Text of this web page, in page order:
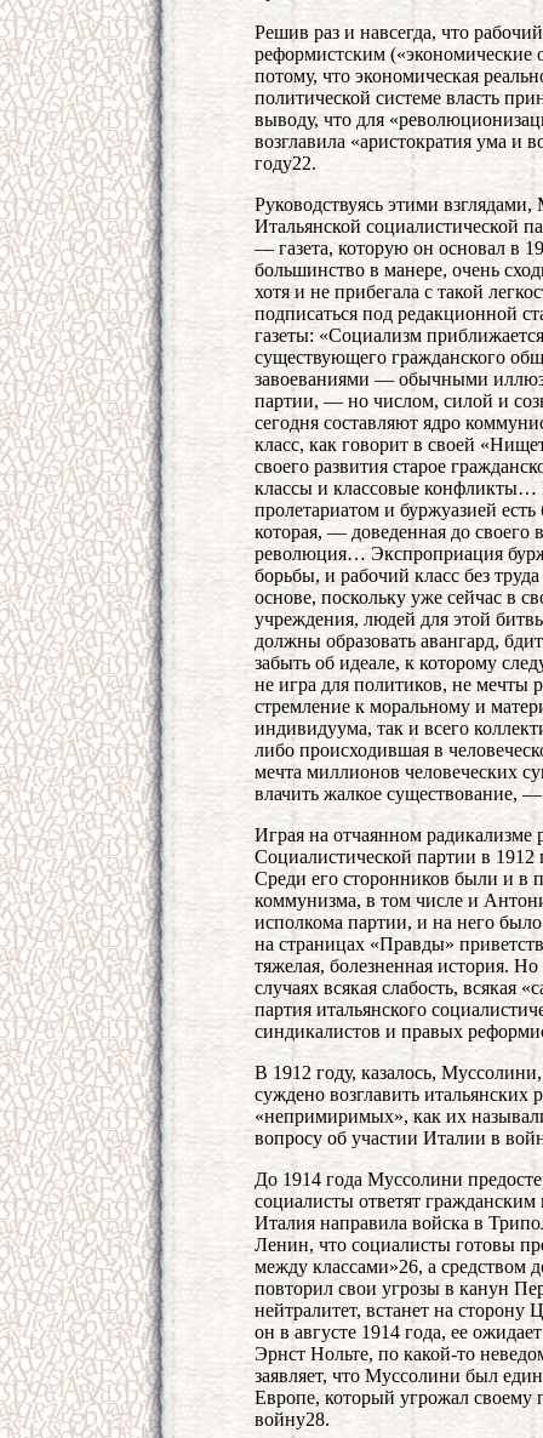
Решив раз и навсегда, что
реформистским
потому, что экономическая
политической системе власть
выводу, что для
возглавила «аристократия ума и
году22.
Руководствуясь этими
Итальянской социалистической
— газета, которую он основал в
большинство в манере, очень
хотя и не прибегала с такой
подписаться под редакционной
газеты: «Социализм
существующего гражданского
завоеваниями — обычными
партии, — но числом, силой и
сегодня составляют ядро
класс, как говорит в своей
своего развития старое
классы и классовые
пролетариатом и буржуазией есть
которая, — доведенная до
революция… Экспроприация
борьбы, и рабочий класс без
основе, поскольку уже сейчас в
учреждения, людей для этой
должны образовать авангард,
забыть об идеале, к которому
не игра для политиков, не
стремление к моральному и
индивидуума, так и всего
либо происходившая в
мечта миллионов человеческих
влачить жалкое существование,
Играя на отчаянном
Социалистической партии в 1912
Среди его сторонников были и в
коммунизма, в том числе и
исполкома партии, и на него
на страницах «Правды»
тяжелая, болезненная история.
случаях всякая слабость,
партия итальянского
синдикалистов и правых
В 1912 году, казалось,
суждено возглавить
«непримиримых», как их
вопросу об участии Италии в
До 1914 года Муссолини
социалисты ответят
Италия направила войска в
Ленин, что социалисты готовы
между классами»26, а средством
повторил свои угрозы в канун
нейтралитет, встанет на
он в августе 1914 года, ее
Эрнст Нольте, по какой-то
заявляет, что Муссолини был
Европе, который угрожал своему
войну28.